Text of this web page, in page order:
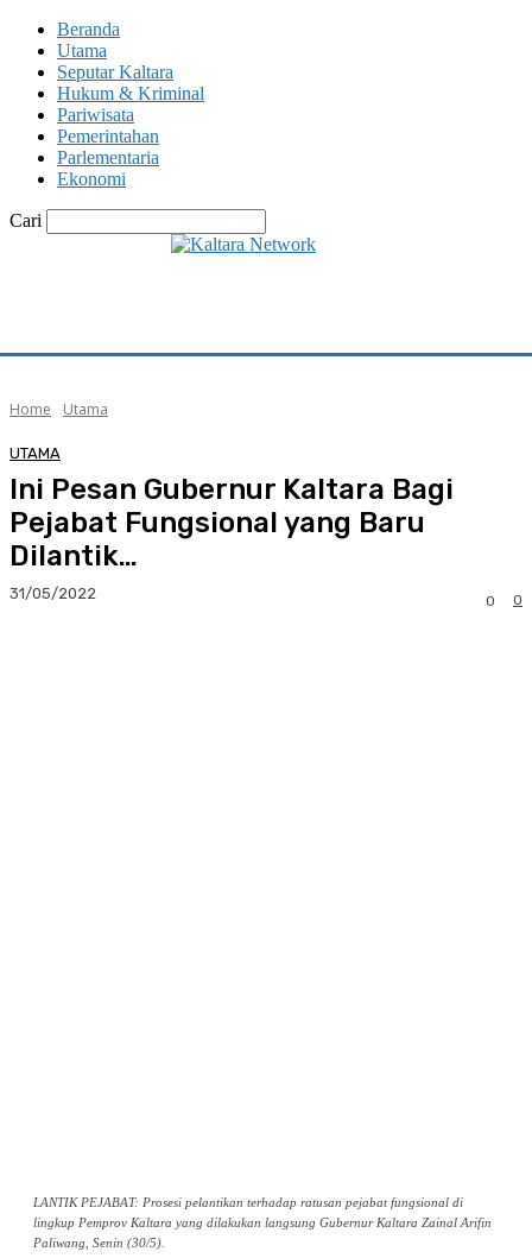
Beranda
Utama
Seputar Kaltara
Hukum & Kriminal
Pariwisata
Pemerintahan
Parlementaria
Ekonomi
Cari
Home Utama
UTAMA
Ini Pesan Gubernur Kaltara Bagi
Pejabat Fungsional yang Baru
Dilantik…
31/05/2022 0
0
LANTIK PEJABAT: Prosesi pelantikan terhadap ratusan pejabat fungsional di
lingkup Pemprov Kaltara yang dilakukan langsung Gubernur Kaltara Zainal Arifin
Paliwang, Senin (30/5).